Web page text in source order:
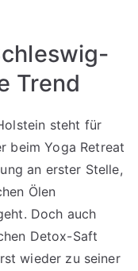
Trend
steht für
beim Yoga Retreat
an erster Stelle,
Ölen
Doch auch
Detox-Saft
wieder zu seiner